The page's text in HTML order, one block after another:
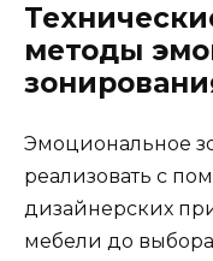
методы
Эмоциональное
реализовать с
дизайнерских
мебели до